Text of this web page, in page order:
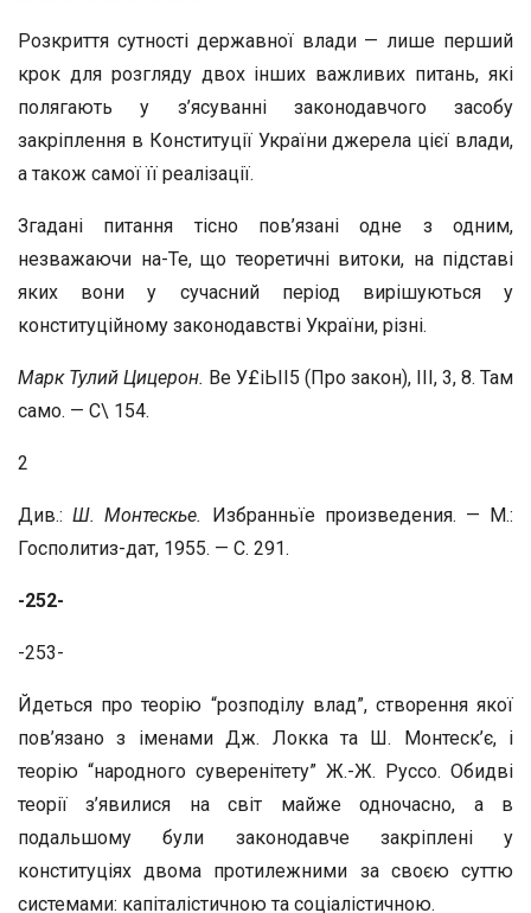
Розкриття сутності державної влади — лише перший
крок для розгляду двох інших важливих питань, які
полягають у з’ясуванні законодавчого засобу
закріплення в Конституції України джерела цієї влади,
а також самої її реалізації.
Згадані питання тісно пов’язані одне з одним,
незважаючи на-Те, що теоретичні витоки, на підставі
яких вони у сучасний період вирішуються у
конституційному законодавстві України, різні.
Марк Тулий Цицерон. Ве У£іЬІІ5 (Про закон), III, 3, 8. Там
само. — С\ 154.
2
Див.:Ш. Монтескье. Избранньїе произведения. — М.:
Госполитиз-дат, 1955. — С. 291.
-252-
-253-
Йдеться про теорію “розподілу влад”, створення якої
пов’язано з іменами Дж. Локка та Ш. Монтеск’є, і
теорію “народного суверенітету” Ж.-Ж. Руссо. Обидві
теорії з’явилися на світ майже одночасно, а в
подальшому були законодавче закріплені у
конституціях двома протилежними за своєю суттю
системами: капіталістичною та соціалістичною.